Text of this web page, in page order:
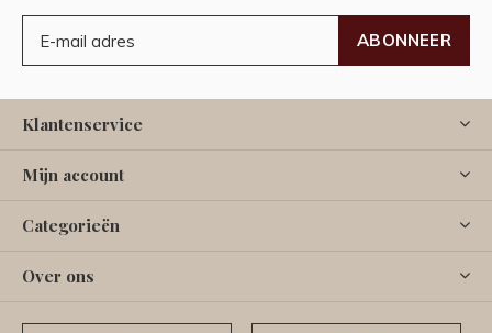
ABONNEER
Klantenservice
Mijn account
Categorieën
Over ons